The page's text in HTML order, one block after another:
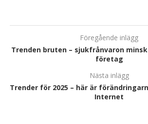
Föregående inlägg
Trenden bruten – sjukfrånvaron
företag
Nästa inlägg
Trender för 2025 – här är
Internet